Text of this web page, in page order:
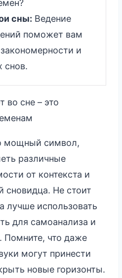
сны: Ведение
поможет вам
и
снов.
во сне – это
мощный символ,
различные
от контекста и
сновидца. Не стоит
лучше использовать
для самоанализа и
Помните, что даже
могут принести
новые горизонты.